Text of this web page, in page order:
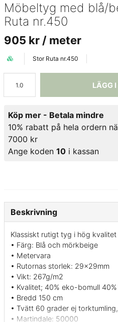
Möbeltyg med blå/
Ruta nr.450
905 kr / meter
Stor Ruta nr.450
LÄGG
Köp mer - Betala mindre
10% rabatt på hela ordern
7000 kr
Ange koden 10 i kassan
Beskrivning
Klassiskt rutigt tyg i hög kvalitet
• Färg: Blå och mörkbeige
• Metervara
• Rutornas storlek: 29x29mm
• Vikt: 267g/m2
• Kvalitet; 40% eko-bomull
• Bredd 150 cm
• Tvätt 60 grader ej
• Martindale: 50000